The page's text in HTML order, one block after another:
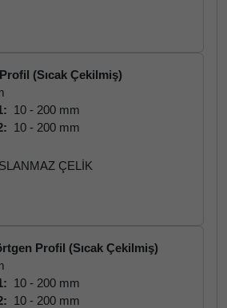
(Sıcak Çekilmiş)
10 - 200 mm
10 - 200 mm
ÇELİK
Profil (Sıcak Çekilmiş)
10 - 200 mm
10 - 200 mm